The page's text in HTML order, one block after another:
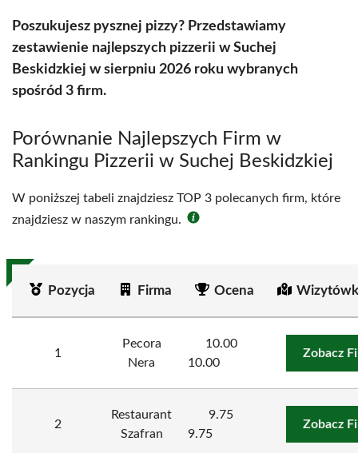
Poszukujesz pysznej pizzy? Przedstawiamy
zestawienie najlepszych pizzerii w Suchej
Beskidzkiej w sierpniu 2026 roku wybranych
spośród 3 firm.
Porównanie Najlepszych Firm w
Rankingu Pizzerii w Suchej Beskidzkiej
W poniższej tabeli znajdziesz TOP 3 polecanych firm, które
znajdziesz w naszym rankingu.
Pozycja Firma Ocena
1
Pecora
Nera
10.00
10.00
Zobacz
2
Restaurant
Szafran
9.75
9.75
Zobacz